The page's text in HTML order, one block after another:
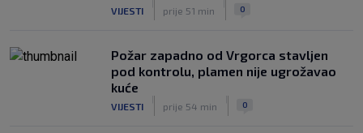
VIJESTI prije 51 min 0
Požar zapadno od Vrgorca stavljen
pod kontrolu, plamen nije ugrožavao
kuće
VIJESTI prije 54 min 0